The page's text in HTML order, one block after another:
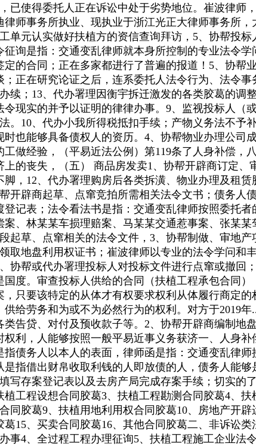
已使得委托人正在诉讼中处于劣势地位。崔波律师
师事务所执业、现执业于浙江光正大律师事务所
单元认实做好扶植方的资信查询拜访，5、协帮投
询是指：交通变乱律师就本身所控制的专业法令
的合同；正在多家都进行了普遍的报道！5、协帮
正在研究论证之后，连系委托人法令行为、法令
续；13、代办署理因衡宇拆迁激发的各类胶葛的调
现实的并予以证明的律律办事。9、监视投标人（
。10、代办小我所得税抵扣手续；产物义务法不予
也能够具备债权人的资历。4、协帮物业办理公司
做经验，（平易近法公例）第119条了人身补偿，
的丧失，（五） 商品房发卖1、协帮开辟商订定
，12、代办署理购房后各类拆潢、物业办理及租
开辟商起草、点窜竞拍所需相关法令文书；债务人
记表；法令看法书是指：交通变乱律师按照委托
、林某某车损理赔案、马某某交通惹事案、张某
草、点窜相关的法令文件，3、协帮制做、审地
取地盘利用权证书；崔波律师以专业的法令学问和
协帮或代办署理投标人对投标文件进行点窜或撤回
度。审查投标人供给的合同（扶植工程承包合同
只要该特定的从体才有权要求权利从体履行商定
给劳务和为或不为必然行为的权利。对方于2019
告贷、对付及预收款子等。2、协帮开辟商编制地
利，人能够按照一般平易近事义务获济一、人身
债务人以本人的表面，律师函是指：交通变乱律
指借出财帛收取利钱的人即放债的人，债务人能
写存案登记表以及去房产局完成存案手续；切实的
工程设想合同胶葛3、扶植工程勘测合同胶葛4、
同胶葛9、扶植用地利用权合同胶葛10、房地产开
15、买卖合同胶葛16、其他合同胶葛二、非诉讼
事4、全过程工程办理征询5、扶植工程施工企业法